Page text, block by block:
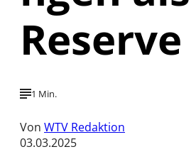
Reserve
1 Min.
Von WTV Redaktion
03.03.2025